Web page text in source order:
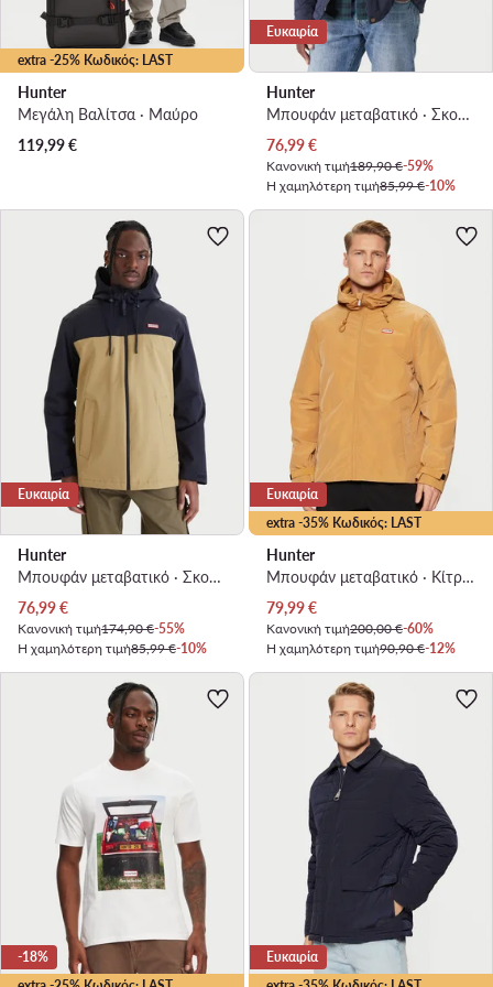
extra -25% Κωδικός: LAST
Hunter
Μεγάλη Βαλίτσα · Μαύρο
119,99€
Ευκαιρία
Hunter
Μπουφάν μεταβατικό · Σκούρο μπλε
Τρέχουσα τιμή
76,99€
Κανονική τιμή189,90 €-59%
Η χαμηλότερη τιμή85,99 €-10%
Ευκαιρία
Hunter
Μπουφάν μεταβατικό · Σκούρο μπλε
Τρέχουσα τιμή
76,99€
Κανονική τιμή174,90 €-55%
Η χαμηλότερη τιμή85,99 €-10%
extra -35% Κωδικός: LAST
Ευκαιρία
Hunter
Μπουφάν μεταβατικό · Κίτρινο
Τρέχουσα τιμή
79,99€
Κανονική τιμή200,00 €-60%
Η χαμηλότερη τιμή90,90 €-12%
-18% Ευκαιρία